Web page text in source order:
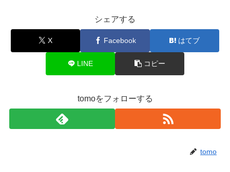
シェアする
X Facebook はてブ
LINE コピー
tomoをフォローする
tomo